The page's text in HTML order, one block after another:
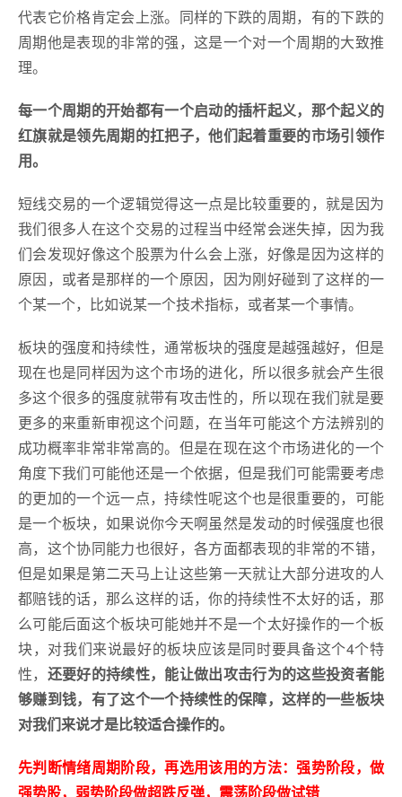
代表它价格肯定会上涨。同样的下跌的周期，有的下跌的
周期他是表现的非常的强，这是一个对一个周期的大致推
理。
每一个周期的开始都有一个启动的插杆起义，那个起义的
红旗就是领先周期的扛把子，他们起着重要的市场引领作
用。
短线交易的一个逻辑觉得这一点是比较重要的，就是因为
我们很多人在这个交易的过程当中经常会迷失掉，因为我
们会发现好像这个股票为什么会上涨，好像是因为这样的
原因，或者是那样的一个原因，因为刚好碰到了这样的一
个某一个，比如说某一个技术指标，或者某一个事情。
板块的强度和持续性，通常板块的强度是越强越好，但是
现在也是同样因为这个市场的进化，所以很多就会产生很
多这个很多的强度就带有攻击性的，所以现在我们就是要
更多的来重新审视这个问题，在当年可能这个方法辨别的
成功概率非常非常高的。但是在现在这个市场进化的一个
角度下我们可能他还是一个依据，但是我们可能需要考虑
的更加的一个远一点，持续性呢这个也是很重要的，可能
是一个板块，如果说你今天啊虽然是发动的时候强度也很
高，这个协同能力也很好，各方面都表现的非常的不错，
但是如果是第二天马上让这些第一天就让大部分进攻的人
都赔钱的话，那么这样的话，你的持续性不太好的话，那
么可能后面这个板块可能她并不是一个太好操作的一个板
块，对我们来说最好的板块应该是同时要具备这个4个特
性， 还要好的持续性，能让做出攻击行为的这些投资者能
够赚到钱，有了这个一个持续性的保障，这样的一些板块
对我们来说才是比较适合操作的。
先判断情绪周期阶段，再选用该用的方法：强势阶段，做
强势股，弱势阶段做超跌反弹，震荡阶段做试错